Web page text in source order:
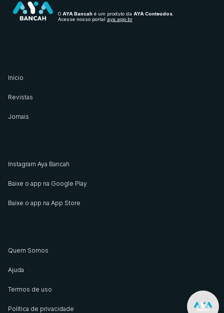
O AYA Bancah é um produto da AYA Conteúdos
Acesse nosso portal aya.app.br
Início
Revistas
Jornais
Instagram Aya Bancah
Baixe o app na Google Play
Baixe o app na App Store
Quem Somos
Ajuda
Termos de uso
Política de privacidade